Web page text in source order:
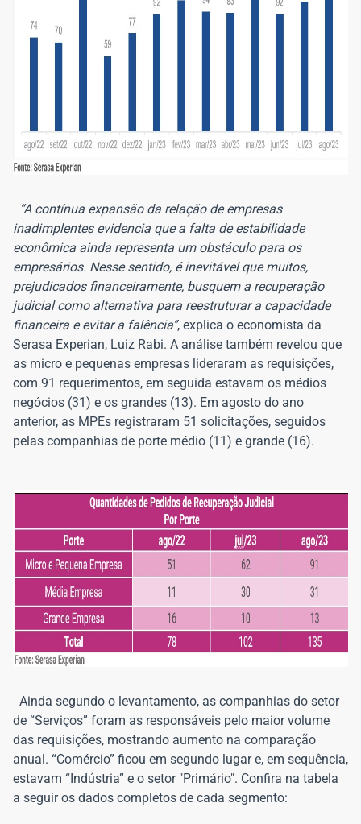
“A contínua expansão da relação de empresas
inadimplentes evidencia que a falta de estabilidade
econômica ainda representa um obstáculo para os
empresários. Nesse sentido, é inevitável que muitos,
prejudicados financeiramente, busquem a recuperação
judicial como alternativa para reestruturar a capacidade
financeira e evitar a falência”, explica o economista da
Serasa Experian, Luiz Rabi. A análise também revelou que
as micro e pequenas empresas lideraram as requisições,
com 91 requerimentos, em seguida estavam os médios
negócios (31) e os grandes (13). Em agosto do ano
anterior, as MPEs registraram 51 solicitações, seguidos
pelas companhias de porte médio (11) e grande (16).
Ainda segundo o levantamento, as companhias do setor
de “Serviços” foram as responsáveis pelo maior volume
das requisições, mostrando aumento na comparação
anual. “Comércio” ficou em segundo lugar e, em sequência,
estavam “Indústria” e o setor "Primário". Confira na tabela
a seguir os dados completos de cada segmento: